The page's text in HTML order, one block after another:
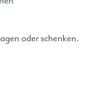
oder schenken.